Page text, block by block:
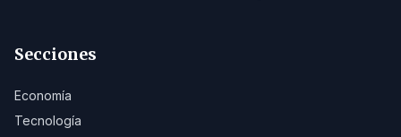
Secciones
Economía
Tecnología